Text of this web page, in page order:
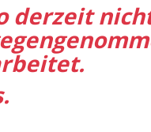
derzeit